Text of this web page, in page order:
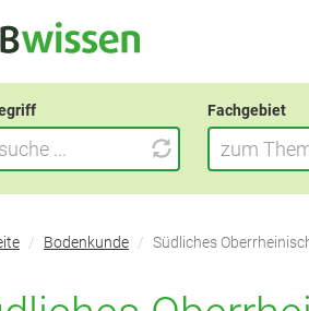
Fachgebiet
zum
Bodenkunde Südliches